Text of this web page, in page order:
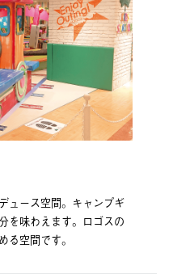
ュース空間。キャンプギ
を味わえます。ロゴスの
る空間です。